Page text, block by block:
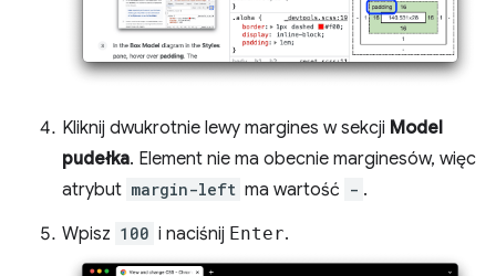
Kliknij dwukrotnie lewy margines w sekcji Model
pudełka. Element nie ma obecnie marginesów, więc
atrybut margin-left ma wartość - .
Wpisz 100 i naciśnij Enter.